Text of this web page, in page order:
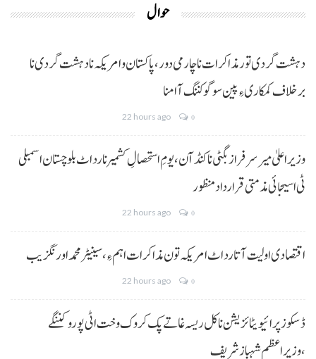
حوال
دہشت گردی تور مذاکرات نا چارمی دور،پاکستان و امریکہ نا دہشت گردی نا
برخلاف کمکاری ءِ پین سوگو کننگ آ امنا
22 hours ago 0
وزیراعلیٰ میر سرفراز بگٹی نا کنڈ آن،یومِ استحصالِ کشمیر نا رد اٹ بلوچستان اسمبلی
ٹی اسیجائی مذمتی قرارداد منظور
22 hours ago 0
اقتصادی اولیت آتا رد اٹ امریکہ تون مذاکرات اہم ءِ،سینیٹر محمد اورنگزیب
22 hours ago 0
ڈسکوز پرائیویٹائزیشن نا کل ریسہ غاتے پک کروک وخت اٹی پورو کننگے
،وزیراعظم شہباز شریف